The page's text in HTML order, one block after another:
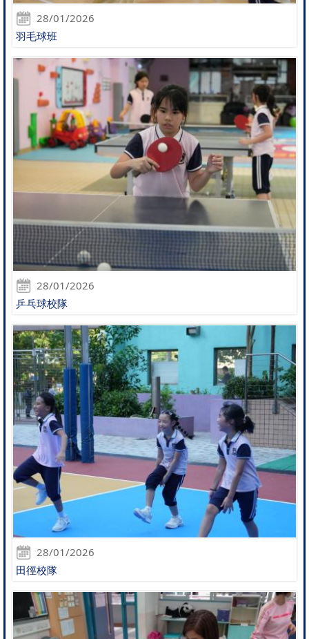
28/01/2026
羽毛球班
28/01/2026
乒乓球校隊
28/01/2026
田徑校隊